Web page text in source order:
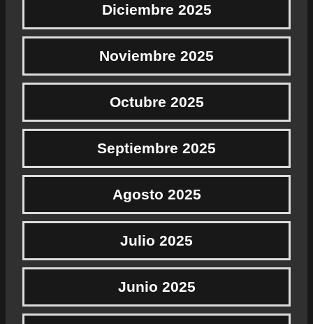
Diciembre 2025
Noviembre 2025
Octubre 2025
Septiembre 2025
Agosto 2025
Julio 2025
Junio 2025